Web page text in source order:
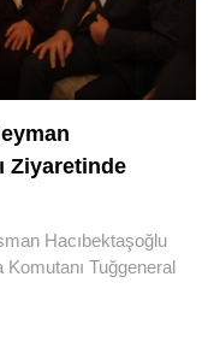
Ziyaretinde
Hacıbektaşoğlu
Tuğgeneral